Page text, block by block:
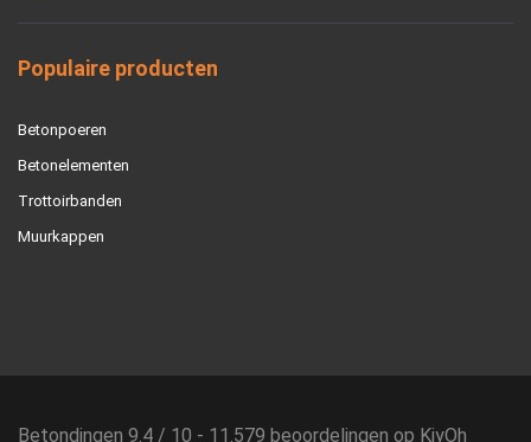
Populaire producten
Betonpoeren
Betonelementen
Trottoirbanden
Muurkappen
Betondingen 9.4 / 10 - 11.579 beoordelingen op KiyOh